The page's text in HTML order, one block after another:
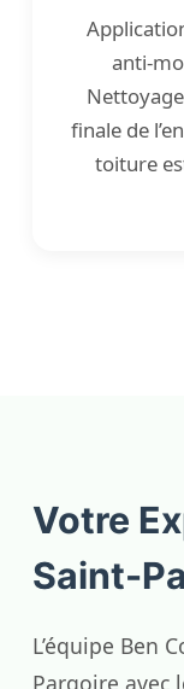
anti-
finale de
toiture
Votre
Saint-
L’équipe Ben
Pargoire avec